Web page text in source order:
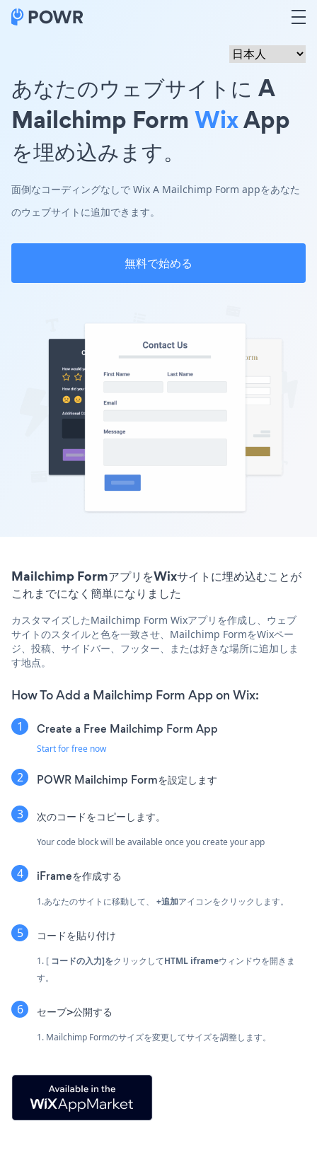
あなたのウェブサイトに A
Mailchimp Form WixApp
を埋め込みます。
面倒なコーディングなしで Wix A Mailchimp Form appをあなた
のウェブサイトに追加できます。
無料で始める
Mailchimp FormアプリをWixサイトに埋め込むことが
これまでになく簡単になりました
カスタマイズしたMailchimp Form Wixアプリを作成し、ウェブ
サイトのスタイルと色を一致させ、Mailchimp FormをWixペー
ジ、投稿、サイドバー、フッター、または好きな場所に追加しま
す地点。
How To Add a Mailchimp Form App on Wix:
Create a Free Mailchimp Form App
Start for free now
POWR Mailchimp Formを設定します
次のコードをコピーします。
Your code block will be available once you create your app
iFrameを作成する
1.あなたのサイトに移動して、 +追加アイコンをクリックします。
コードを貼り付け
1. [ コードの入力]をクリックしてHTML iframeウィンドウを開きま
す。
セーブ>公開する
1. Mailchimp Formのサイズを変更してサイズを調整します。